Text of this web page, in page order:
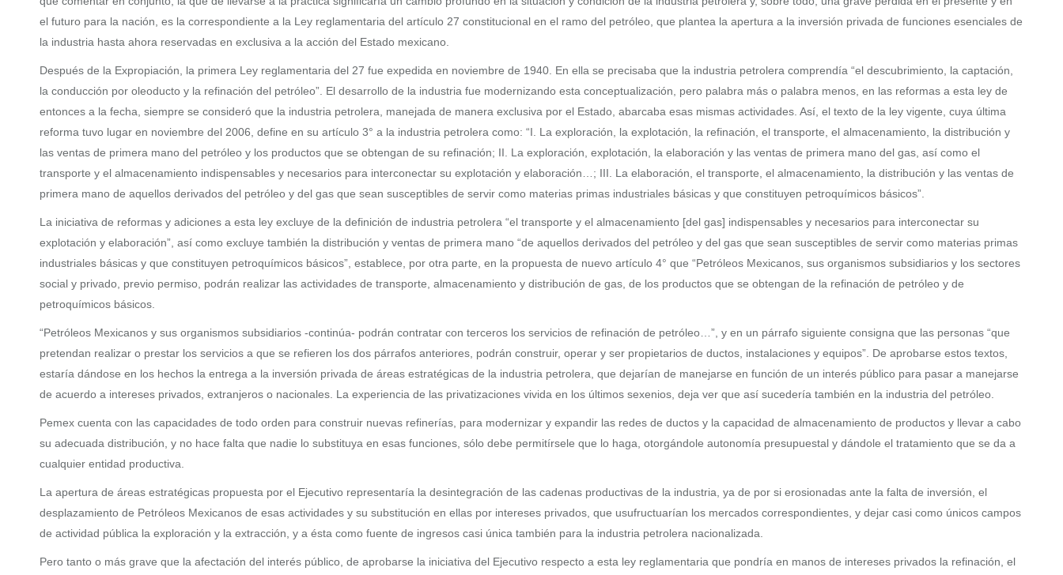
el futuro para la nación, es la correspondiente a la Ley reglamentaria del artículo 27 constitucional en el ramo del petróleo, que plantea la apertura a la inversión privada de funciones esenciales de
la industria hasta ahora reservadas en exclusiva a la acción del Estado mexicano.
Después de la Expropiación, la primera Ley reglamentaria del 27 fue expedida en noviembre de 1940. En ella se precisaba que la industria petrolera comprendía “el descubrimiento, la captación,
la conducción por oleoducto y la refinación del petróleo”. El desarrollo de la industria fue modernizando esta conceptualización, pero palabra más o palabra menos, en las reformas a esta ley de
entonces a la fecha, siempre se consideró que la industria petrolera, manejada de manera exclusiva por el Estado, abarcaba esas mismas actividades. Así, el texto de la ley vigente, cuya última
reforma tuvo lugar en noviembre del 2006, define en su artículo 3° a la industria petrolera como: “I. La exploración, la explotación, la refinación, el transporte, el almacenamiento, la distribución y
las ventas de primera mano del petróleo y los productos que se obtengan de su refinación; II. La exploración, explotación, la elaboración y las ventas de primera mano del gas, así como el
transporte y el almacenamiento indispensables y necesarios para interconectar su explotación y elaboración…; III. La elaboración, el transporte, el almacenamiento, la distribución y las ventas de
primera mano de aquellos derivados del petróleo y del gas que sean susceptibles de servir como materias primas industriales básicas y que constituyen petroquímicos básicos”.
La iniciativa de reformas y adiciones a esta ley excluye de la definición de industria petrolera “el transporte y el almacenamiento [del gas] indispensables y necesarios para interconectar su
explotación y elaboración”, así como excluye también la distribución y ventas de primera mano “de aquellos derivados del petróleo y del gas que sean susceptibles de servir como materias primas
industriales básicas y que constituyen petroquímicos básicos”, establece, por otra parte, en la propuesta de nuevo artículo 4° que “Petróleos Mexicanos, sus organismos subsidiarios y los sectores
social y privado, previo permiso, podrán realizar las actividades de transporte, almacenamiento y distribución de gas, de los productos que se obtengan de la refinación de petróleo y de
petroquímicos básicos.
“Petróleos Mexicanos y sus organismos subsidiarios -continúa- podrán contratar con terceros los servicios de refinación de petróleo…”, y en un párrafo siguiente consigna que las personas “que
pretendan realizar o prestar los servicios a que se refieren los dos párrafos anteriores, podrán construir, operar y ser propietarios de ductos, instalaciones y equipos”. De aprobarse estos textos,
estaría dándose en los hechos la entrega a la inversión privada de áreas estratégicas de la industria petrolera, que dejarían de manejarse en función de un interés público para pasar a manejarse
de acuerdo a intereses privados, extranjeros o nacionales. La experiencia de las privatizaciones vivida en los últimos sexenios, deja ver que así sucedería también en la industria del petróleo.
Pemex cuenta con las capacidades de todo orden para construir nuevas refinerías, para modernizar y expandir las redes de ductos y la capacidad de almacenamiento de productos y llevar a cabo
su adecuada distribución, y no hace falta que nadie lo substituya en esas funciones, sólo debe permitírsele que lo haga, otorgándole autonomía presupuestal y dándole el tratamiento que se da a
cualquier entidad productiva.
La apertura de áreas estratégicas propuesta por el Ejecutivo representaría la desintegración de las cadenas productivas de la industria, ya de por si erosionadas ante la falta de inversión, el
desplazamiento de Petróleos Mexicanos de esas actividades y su substitución en ellas por intereses privados, que usufructuarían los mercados correspondientes, y dejar casi como únicos campos
de actividad pública la exploración y la extracción, y a ésta como fuente de ingresos casi única también para la industria petrolera nacionalizada.
Pero tanto o más grave que la afectación del interés público, de aprobarse la iniciativa del Ejecutivo respecto a esta ley reglamentaria que pondría en manos de intereses privados la refinación, el